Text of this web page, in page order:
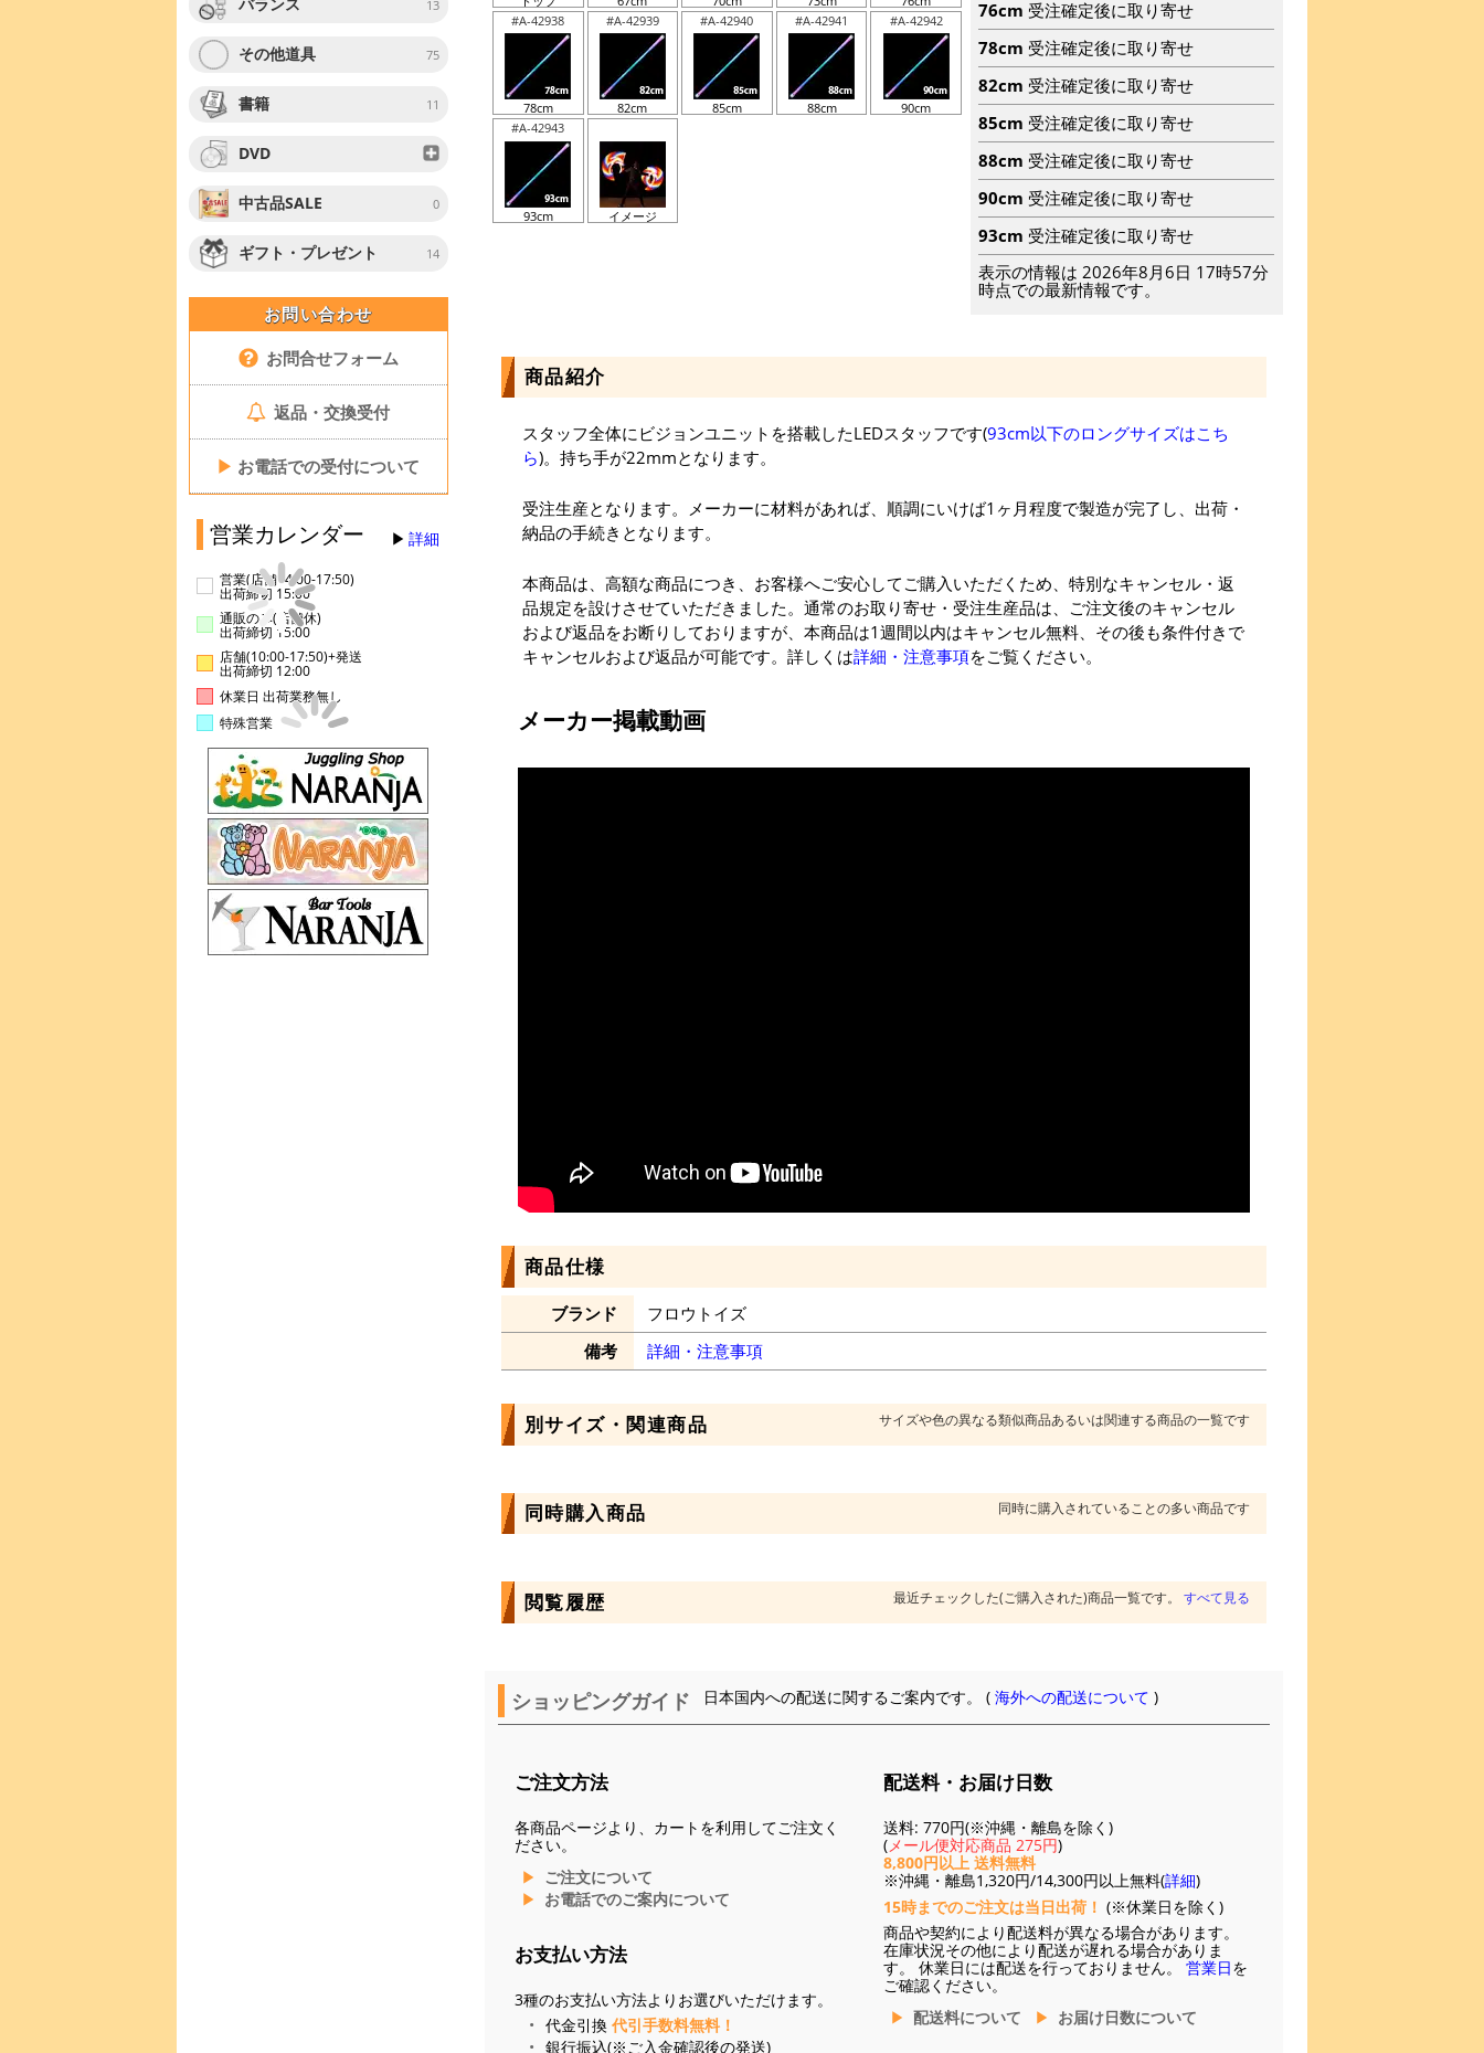
バランス 13
その他道具 75
書籍 11
DVD
中古品SALE 0
ギフト・プレゼント 14
お問い合わせ
お問合せフォーム
返品・交換受付
▶ お電話での受付について
営業カレンダー 詳細
営業(店舗14:00-17:50)
出荷締切 15:00
通販のみ(店舗休)
出荷締切 15:00
店舗(10:00-17:50)+発送
出荷締切 12:00
休業日 出荷業務無し
特殊営業
#A-42938
78cm
#A-42939
82cm
#A-42940
85cm
#A-42941
88cm
#A-42942
90cm
#A-42943
93cm イメージ
76cm 受注確定後に取り寄せ
78cm 受注確定後に取り寄せ
82cm 受注確定後に取り寄せ
85cm 受注確定後に取り寄せ
88cm 受注確定後に取り寄せ
90cm 受注確定後に取り寄せ
93cm 受注確定後に取り寄せ
表示の情報は 2026年8月6日 17時57分
時点での最新情報です。
商品紹介
スタッフ全体にビジョンユニットを搭載したLEDスタッフです(93cm以下のロングサイズはこち
ら)。持ち手が22mmとなります。
受注生産となります。メーカーに材料があれば、順調にいけば1ヶ月程度で製造が完了し、出荷・
納品の手続きとなります。
本商品は、高額な商品につき、お客様へご安心してご購入いただくため、特別なキャンセル・返
品規定を設けさせていただきました。通常のお取り寄せ・受注生産品は、ご注文後のキャンセル
および返品をお断りしておりますが、本商品は1週間以内はキャンセル無料、その後も条件付きで
キャンセルおよび返品が可能です。詳しくは詳細・注意事項をご覧ください。
メーカー掲載動画
商品仕様
ブランド
フロウトイズ
備考
詳細・注意事項
別サイズ・関連商品 サイズや色の異なる類似商品あるいは関連する商品の一覧です
同時購入商品 同時に購入されていることの多い商品です
閲覧履歴 最近チェックした(ご購入された)商品一覧です。 すべて見る
ショッピングガイド 日本国内への配送に関するご案内です。 (海外への配送について )
ご注文方法
各商品ページより、カートを利用してご注文く
ださい。
ご注文について
お電話でのご案内について
お支払い方法
3種のお支払い方法よりお選びいただけます。
代金引換 代引手数料無料！
銀行振込(※ご入金確認後の発送)
配送料・お届け日数
送料: 770円(※沖縄・離島を除く)
(メール便対応商品 275円)
8,800円以上 送料無料
※沖縄・離島1,320円/14,300円以上無料(詳細)
15時までのご注文は当日出荷！ (※休業日を除く)
商品や契約により配送料が異なる場合があります。
在庫状況その他により配送が遅れる場合がありま
す。 休業日には配送を行っておりません。 営業日を
ご確認ください。
配送料について
お届け日数について